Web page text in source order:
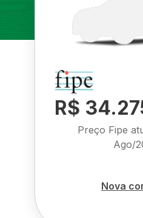
R$
Preço Fipe
Ago/
Nova